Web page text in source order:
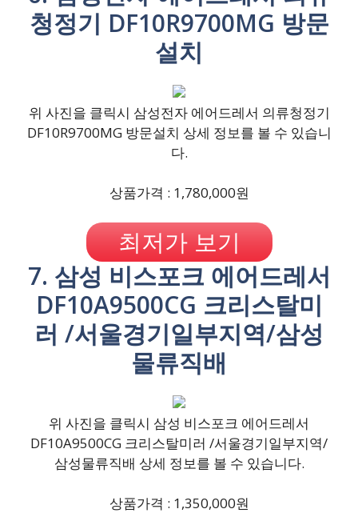
청정기 DF10R9700MG 방문
설치
위 사진을 클릭시 삼성전자 에어드레서 의류청정기
DF10R9700MG 방문설치 상세 정보를 볼 수 있습니
다.
상품가격 : 1,780,000원
최저가 보기
7. 삼성 비스포크 에어드레서
DF10A9500CG 크리스탈미
러 /서울경기일부지역/삼성
물류직배
위 사진을 클릭시 삼성 비스포크 에어드레서
DF10A9500CG 크리스탈미러 /서울경기일부지역/
삼성물류직배 상세 정보를 볼 수 있습니다.
상품가격 : 1,350,000원